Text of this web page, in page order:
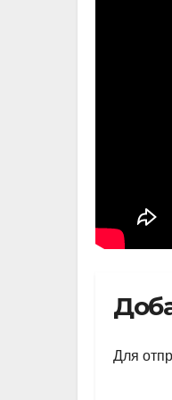
Для